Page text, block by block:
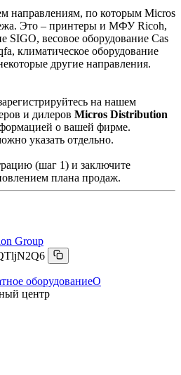
направлениям, по которым Micros
Это – принтеры и МФУ Ricoh,
SIGO, весовое оборудование Cas
климатическое оборудование
другие направления.
на нашем
и дилеров Micros Distribution
о вашей фирме.
указать отдельно.
(шаг 1) и заключите
плана продаж.
Group
оборудованиеО
центр